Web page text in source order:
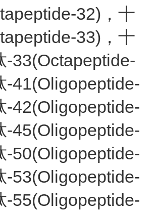
32)，十
33)，十
-33(Octapeptide-
-41(Oligopeptide-
-42(Oligopeptide-
-45(Oligopeptide-
-50(Oligopeptide-
-53(Oligopeptide-
-55(Oligopeptide-